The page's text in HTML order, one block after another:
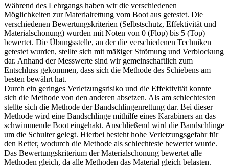
Während des Lehrgangs haben wir die verschiedenen
Möglichkeiten zur Materialrettung vom Boot aus getestet. Die
verschiedenen Bewertungskriterien (Selbstschutz, Effektivität und
Materialschonung) wurden mit Noten von 0 (Flop) bis 5 (Top)
bewertet. Die Übungsstelle, an der die verschiedenen Techniken
getestet wurden, stellte sich mit mäßiger Strömung und Verblockung
dar. Anhand der Messwerte sind wir gemeinschaftlich zum
Entschluss gekommen, dass sich die Methode des Schiebens am
besten bewährt hat.
Durch ein geringes Verletzungsrisiko und die Effektivität konnte
sich die Methode von den anderen absetzen. Als am schlechtesten
stellte sich die Methode der Bandschlingenrettung dar. Bei dieser
Methode wird eine Bandschlinge mithilfe eines Karabiners an das
schwimmende Boot eingehakt. Anschließend wird die Bandschlinge
um die Schulter gelegt. Hierbei besteht hohe Verletzungsgefahr für
den Retter, wodurch die Methode als schlechteste bewertet wurde.
Das Bewertungskriterium der Materialschonung bewertet alle
Methoden gleich, da alle Methoden das Material gleich belasten.